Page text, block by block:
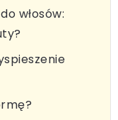
włosów: